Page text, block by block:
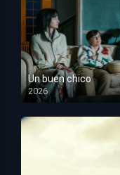
Un buen chico
2026
HD 1080p